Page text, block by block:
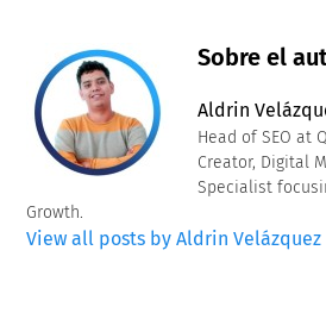
Sobre el
Aldrin
Head of SEO at
Creator, Digital
Specialist
Growth.
View all posts by Aldrin Velázquez